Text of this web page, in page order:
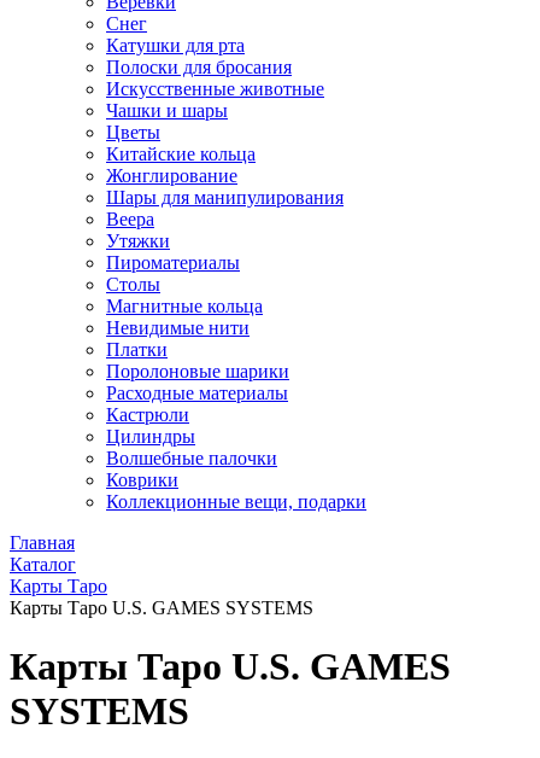
Снег
Катушки для рта
Полоски для бросания
Искусственные животные
Чашки и шары
Цветы
Китайские кольца
Жонглирование
Шары для манипулирования
Веера
Утяжки
Пироматериалы
Столы
Магнитные кольца
Невидимые нити
Платки
Поролоновые шарики
Расходные материалы
Кастрюли
Цилиндры
Волшебные палочки
Коврики
Коллекционные вещи, подарки
Главная
Каталог
Карты Таро
Карты Таро U.S. GAMES SYSTEMS
Карты Таро U.S. GAMES
SYSTEMS